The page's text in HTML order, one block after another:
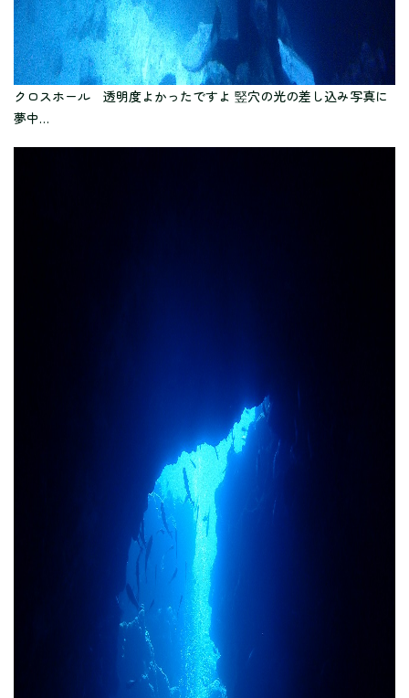
クロスホール 透明度よかったですよ 竪穴の光の差し込み写真に
夢中…